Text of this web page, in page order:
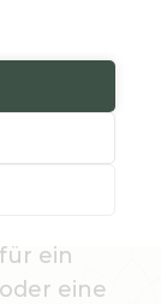
ein
eine